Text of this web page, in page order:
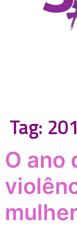
Tag:
O ano
mulher